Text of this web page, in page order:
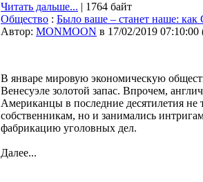
Читать дальше... | 1764 байт
Общество : Было ваше – станет наше:
Автор: MONMOON в 17/02/2019 07:10:00
В январе мировую экономическую
Венесуэле золотой запас. Впрочем,
Американцы в последние десятилетия не
собственникам, но и занимались
фабрикацию уголовных дел.
Далее...